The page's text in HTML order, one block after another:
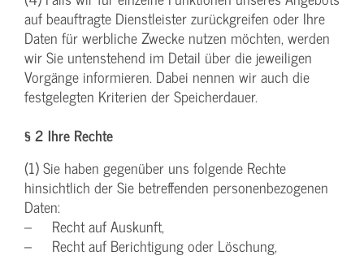
auf beauftragte Dienstleister zurückgreifen oder Ihre
Daten für werbliche Zwecke nutzen möchten, werden
wir Sie untenstehend im Detail über die jeweiligen
Vorgänge informieren. Dabei nennen wir auch die
festgelegten Kriterien der Speicherdauer.
§ 2 Ihre Rechte
(1) Sie haben gegenüber uns folgende Rechte
hinsichtlich der Sie betreffenden personenbezogenen
Daten:
– Recht auf Auskunft,
– Recht auf Berichtigung oder Löschung,